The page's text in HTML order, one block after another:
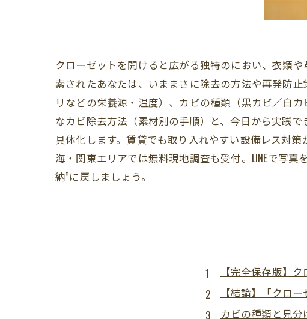
クローゼットを開けると広がる独特のにおい、衣類
索されたあなたは、いままさに除去の方法や再発防
リなどの栄養源・温度）、カビの種類（黒カビ／白
なカビ除去方法（素材別の手順）と、今日から実践
具体化します。賃貸でも取り入れやすい設備レス対
海・関東エリアでは無料現地調査も受付。LINEで写
納”に戻しましょう。
【完全保存版】
【結論】「クロ
カビの種類と見